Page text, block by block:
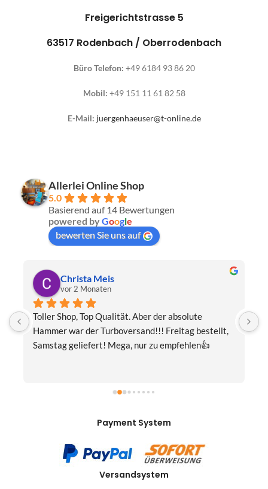
Freigerichtstrasse 5
63517 Rodenbach / Oberrodenbach
Büro Telefon: +49 6184 93 86 20
Mobil: +49 151 11 61 82 58
E-Mail: juergenhaeuser@t-online.de
Allerlei Online Shop
5.0
Basierend auf 14 Bewertungen
powered byGoogle
bewerten Sie uns auf
Christa Meis
vor 2 Monaten
Toller Shop, Top Qualität. Aber der absolute
Hammer war der Turboversand!!! Freitag bestellt,
Samstag geliefert! Mega, nur zu empfehlen👍
Payment System
Versandsystem